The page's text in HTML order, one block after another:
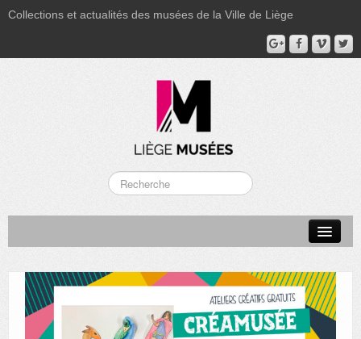
Collections et actualités des musées de la Ville de Liège
MUSÉE GRÉTRY
MUSÉE DU LUMINAIRE